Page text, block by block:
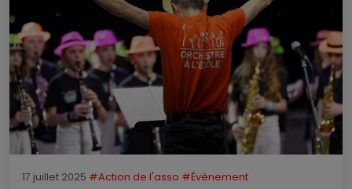
17 juillet 2025 #Action de l'asso #Évènement